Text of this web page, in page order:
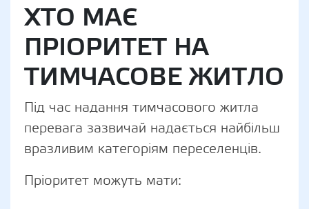
ХТО МАЄ
ПРІОРИТЕТ НА
ТИМЧАСОВЕ ЖИТЛО
Під час надання тимчасового житла
перевага зазвичай надається найбільш
вразливим категоріям переселенців.
Пріоритет можуть мати: